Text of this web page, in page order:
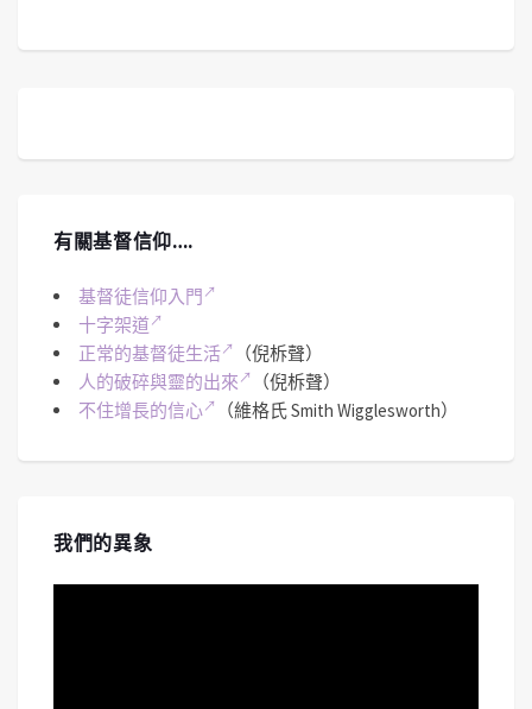
有關基督信仰….
基督徒信仰入門
十字架道
正常的基督徒生活
（倪柝聲）
人的破碎與靈的出來
（倪柝聲）
不住增長的信心
（維格氏 Smith Wigglesworth）
我們的異象